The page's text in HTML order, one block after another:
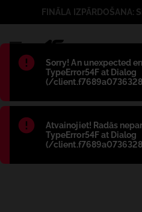
Błąd:
Sorry! An unexpected
TypeError54F at Dialog
(/
Błąd:
Atvainojiet! Radās
TypeError54F at Dialog
(/
FINĀLA IZPĀRDOŠANA: